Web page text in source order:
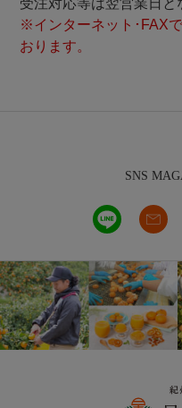
※インターネット･FAX
おります。
SNS